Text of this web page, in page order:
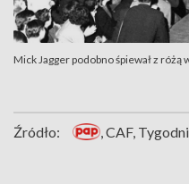
Mick Jagger podobno śpiewał z różą
Źródło: , CAF,